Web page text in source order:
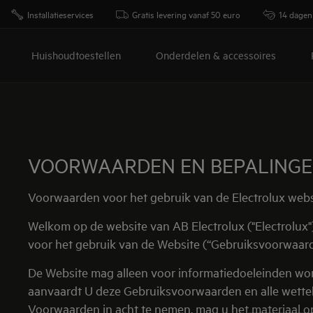
Installatieservices Gratis levering vanaf 50 euro 14
Huishoudtoestellen Onderdelen & accessoires
VOORWAARDEN EN
Voorwaarden voor het gebruik van de Electrolux
Welkom op de website van AB Electrolux
voor het gebruik van de Website
De Website mag alleen voor informatiedoeleinden
aanvaardt U deze Gebruiksvoorwaarden en alle
Voorwaarden in acht te nemen, mag u het materiaal